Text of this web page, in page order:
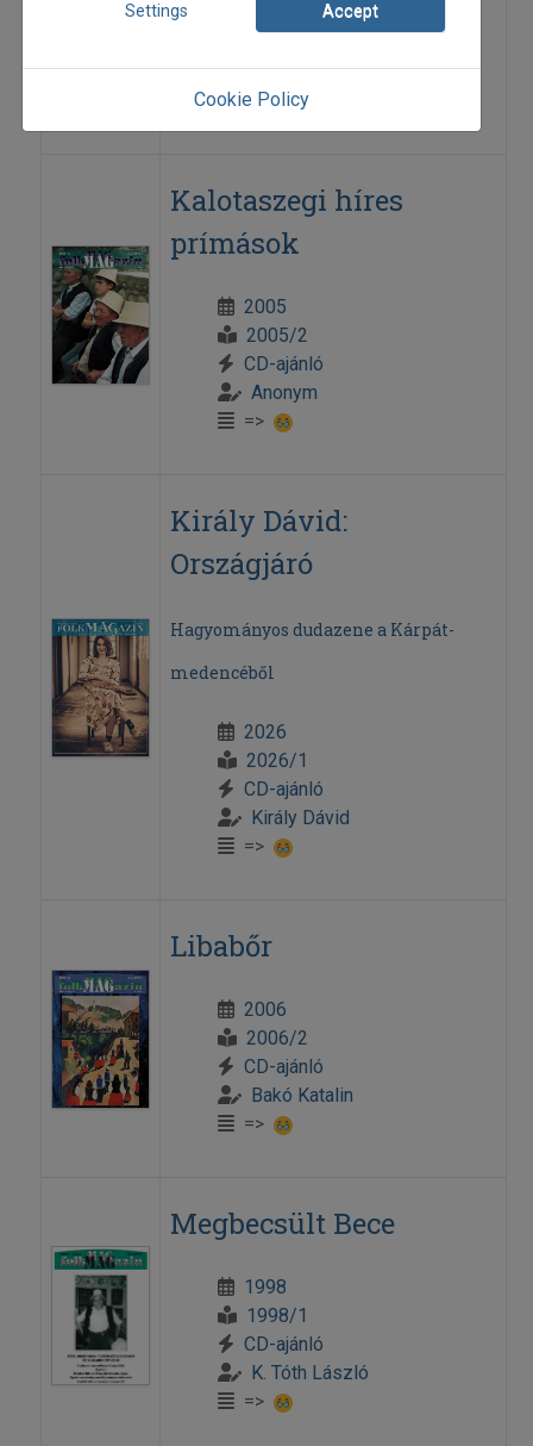
Árendás Péter
=>
Kalotaszegi híres
prímások
2005
2005/2
CD-ajánló
Anonym
=>
Király Dávid:
Országjáró
Hagyományos dudazene a Kárpát-
medencéből
2026
2026/1
CD-ajánló
Király Dávid
=>
Libabőr
2006
2006/2
CD-ajánló
Bakó Katalin
=>
Megbecsült Bece
1998
1998/1
CD-ajánló
K. Tóth László
=>
Settings Accept
Cookie Policy